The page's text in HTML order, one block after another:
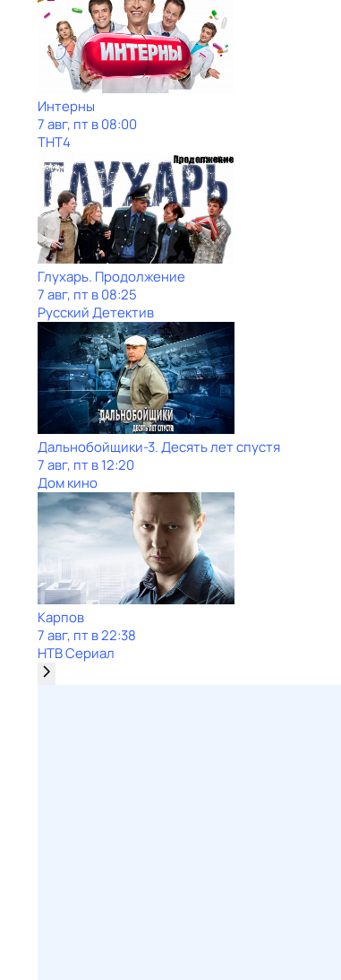
Интерны
7 авг, пт в 08:00
ТНТ4
Глухарь. Продолжение
7 авг, пт в 08:25
Русский Детектив
Дальнобойщики-3. Десять лет спустя
7 авг, пт в 12:20
Дом кино
Карпов
7 авг, пт в 22:38
НТВ Сериал